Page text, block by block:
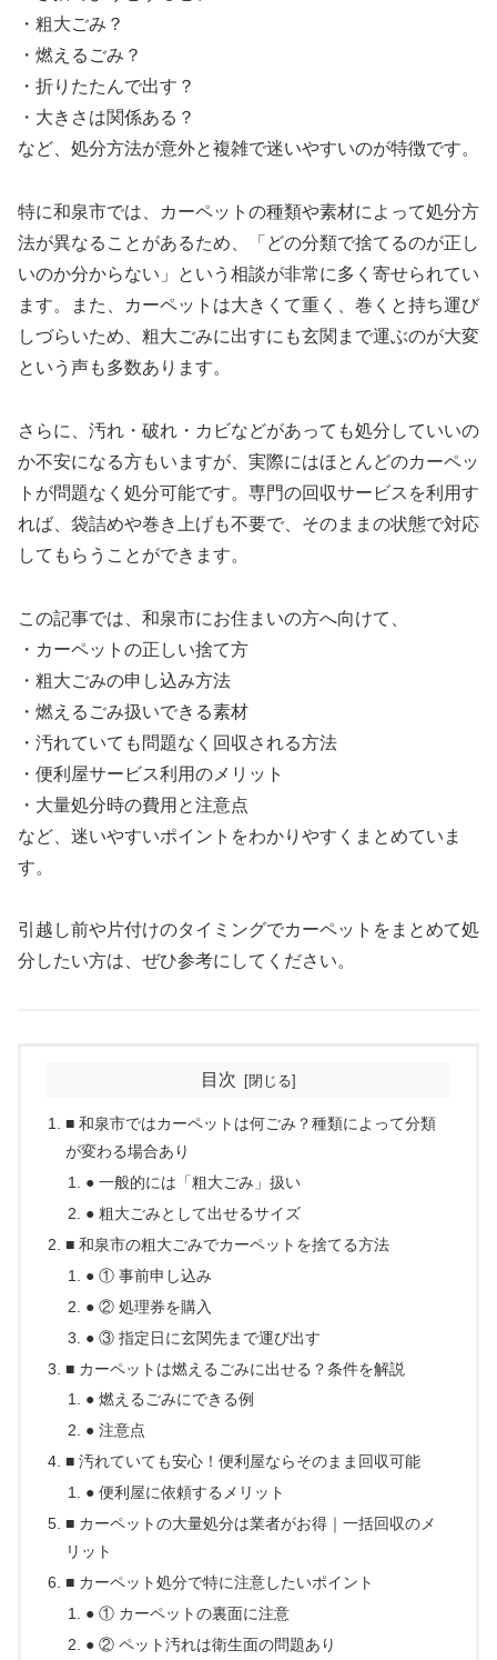
・粗大ごみ？
・燃えるごみ？
・折りたたんで出す？
・大きさは関係ある？
など、処分方法が意外と複雑で迷いやすいのが特徴です。
特に和泉市では、カーペットの種類や素材によって処分方
法が異なることがあるため、「どの分類で捨てるのが正し
いのか分からない」という相談が非常に多く寄せられてい
ます。また、カーペットは大きくて重く、巻くと持ち運び
しづらいため、粗大ごみに出すにも玄関まで運ぶのが大変
という声も多数あります。
さらに、汚れ・破れ・カビなどがあっても処分していいの
か不安になる方もいますが、実際にはほとんどのカーペッ
トが問題なく処分可能です。専門の回収サービスを利用す
れば、袋詰めや巻き上げも不要で、そのままの状態で対応
してもらうことができます。
この記事では、和泉市にお住まいの方へ向けて、
・カーペットの正しい捨て方
・粗大ごみの申し込み方法
・燃えるごみ扱いできる素材
・汚れていても問題なく回収される方法
・便利屋サービス利用のメリット
・大量処分時の費用と注意点
など、迷いやすいポイントをわかりやすくまとめていま
す。
引越し前や片付けのタイミングでカーペットをまとめて処
分したい方は、ぜひ参考にしてください。
目次
■ 和泉市ではカーペットは何ごみ？種類によって分類
が変わる場合あり
● 一般的には「粗大ごみ」扱い
● 粗大ごみとして出せるサイズ
■ 和泉市の粗大ごみでカーペットを捨てる方法
● ① 事前申し込み
● ② 処理券を購入
● ③ 指定日に玄関先まで運び出す
■ カーペットは燃えるごみに出せる？条件を解説
● 燃えるごみにできる例
● 注意点
■ 汚れていても安心！便利屋ならそのまま回収可能
● 便利屋に依頼するメリット
■ カーペットの大量処分は業者がお得｜一括回収のメ
リット
■ カーペット処分で特に注意したいポイント
● ① カーペットの裏面に注意
● ② ペット汚れは衛生面の問題あり